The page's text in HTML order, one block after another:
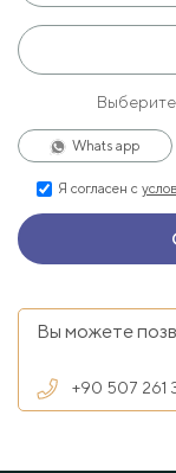
Whats app
Я согласен с
Вы можете
+90 507 261